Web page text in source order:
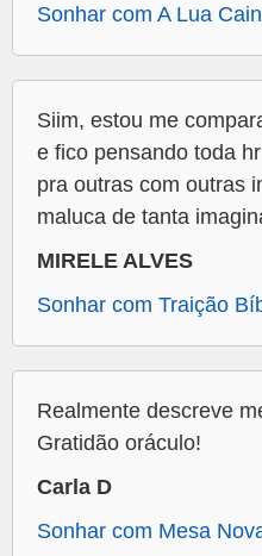
Sonhar com A Lua
Siim, estou me
e fico pensando toda
pra outras com outras
maluca de tanta
MIRELE ALVES
Sonhar com Traição
Realmente descreve
Gratidão oráculo!
Carla D
Sonhar com Mesa